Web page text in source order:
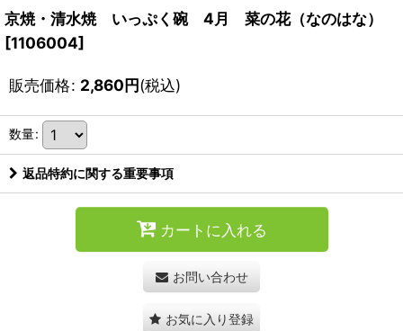
京焼・清水焼 いっぷく碗 4月 菜の花（なのはな）
[1106004]
販売価格: 2,860円(税込)
数量:
返品特約に関する重要事項
カートに入れる
お問い合わせ
お気に入り登録